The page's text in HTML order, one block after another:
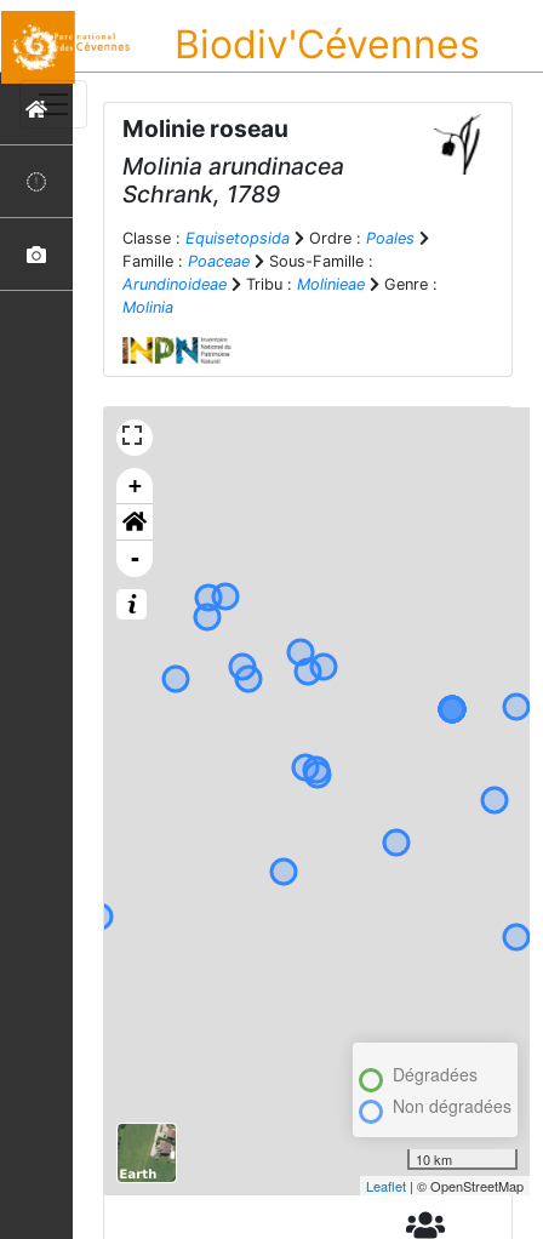
Biodiv'Cévennes
Molinie roseau
Molinia arundinacea
Schrank, 1789
Classe : Equisetopsida Ordre : Poales
Famille : Poaceae
Sous-Famille :
Arundinoideae
Tribu : Molinieae
Genre :
Molinia
+
-
Dégradées
Non dégradées
10 km
Leaflet | © OpenStreetMap